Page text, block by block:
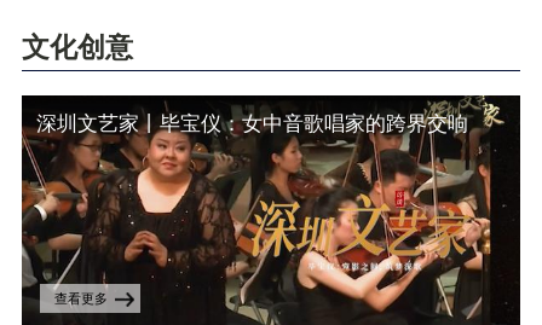
文化创意
深圳文艺家丨毕宝仪：女中音歌唱家的跨界交响
查看更多